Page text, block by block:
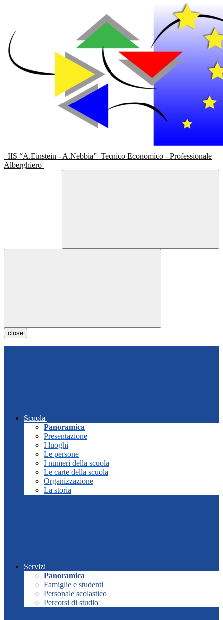
IIS “A.Einstein - A.Nebbia” Tecnico Economico - Professionale
Alberghiero
close
Scuola
Panoramica
Presentazione
I luoghi
Le persone
I numeri della scuola
Le carte della scuola
Organizzazione
La storia
Servizi
Panoramica
Famiglie e studenti
Personale scolastico
Percorsi di studio